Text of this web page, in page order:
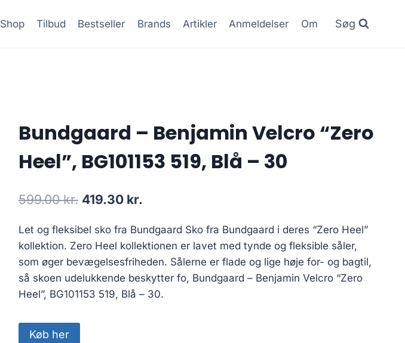
Shop Tilbud Bestseller Brands Artikler Anmeldelser Om Søg
Bundgaard – Benjamin Velcro “Zero
Heel”, BG101153 519, Blå – 30
599.00kr. Den
pris
var:
599.00 kr..
419.30 kr.
pris
er:
419.30 kr..
Let og fleksibel sko fra Bundgaard Sko fra Bundgaard i deres “Zero Heel”
kollektion. Zero Heel kollektionen er lavet med tynde og fleksible såler,
som øger bevægelsesfriheden. Sålerne er flade og lige høje for- og bagtil,
så skoen udelukkende beskytter fo, Bundgaard – Benjamin Velcro “Zero
Heel”, BG101153 519, Blå – 30.
Køb her